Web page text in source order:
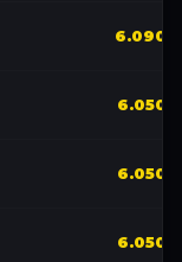
6.090
6.050
6.050
6.050